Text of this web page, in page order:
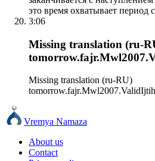
это время охватывает период
3:06
Missing translation (ru-
Missing translation (ru-RU)
Vremya Namaza
About us
Contact